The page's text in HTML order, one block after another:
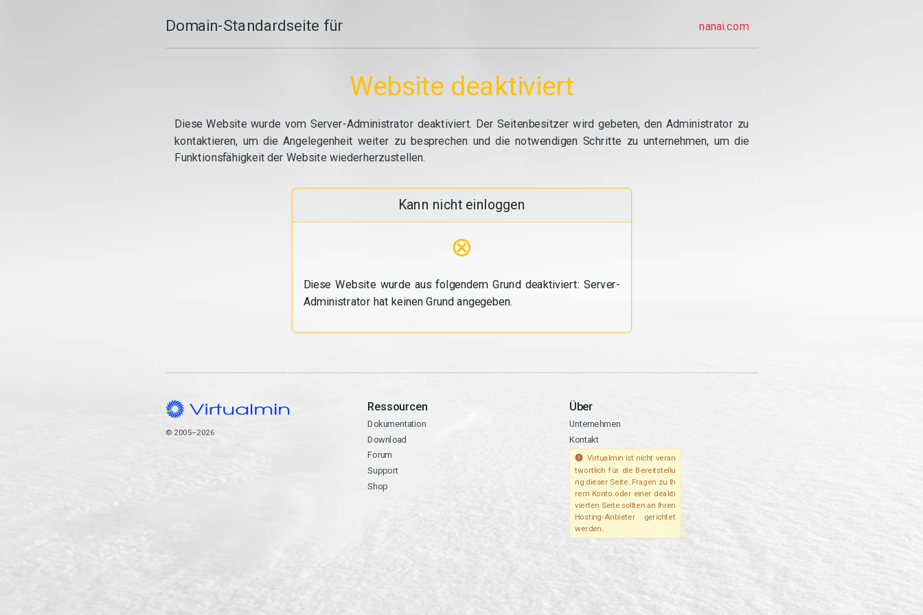
Domain-Standardseite für nanai.com
Website deaktiviert
Diese Website wurde vom Server-Administrator deaktiviert. Der Seitenbesitzer wird gebeten, den Administrator zu
kontaktieren, um die Angelegenheit weiter zu besprechen und die notwendigen Schritte zu unternehmen, um die
Funktionsfähigkeit der Website wiederherzustellen.
Kann nicht einloggen
⊗
Diese Website wurde aus folgendem Grund deaktiviert: Server-
Administrator hat keinen Grund angegeben.
© 2005–2026
Ressourcen
Dokumentation
Download
Forum
Support
Shop
Über
Unternehmen
Kontakt
Virtualmin ist nicht veran
twortlich für die Bereitstellu
ng dieser Seite. Fragen zu Ih
rem Konto oder einer deakti
vierten Seite sollten an Ihren
Hosting-Anbieter gerichtet
werden.